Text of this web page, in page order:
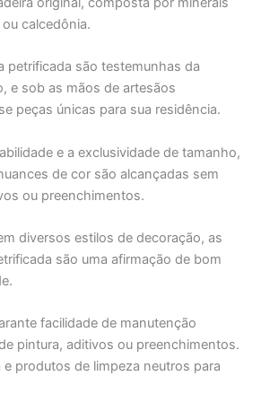
calcedônia.
petrificada são testemunhas da
e sob as mãos de artesãos
peças únicas para sua residência.
e a exclusividade de tamanho,
de cor são alcançadas sem
ou preenchimentos.
diversos estilos de decoração, as
são uma afirmação de bom
facilidade de manutenção
pintura, aditivos ou preenchimentos.
e produtos de limpeza neutros para